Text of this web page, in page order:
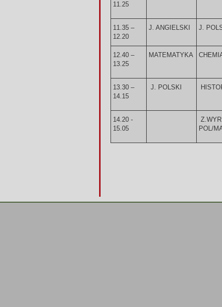
11.25
11.35 –
12.20
J. ANGIELSKI J.
12.40 –
13.25
MATEMATYKA
13.30 –
14.15
J. POLSKI
14.20 -
15.05
POL/